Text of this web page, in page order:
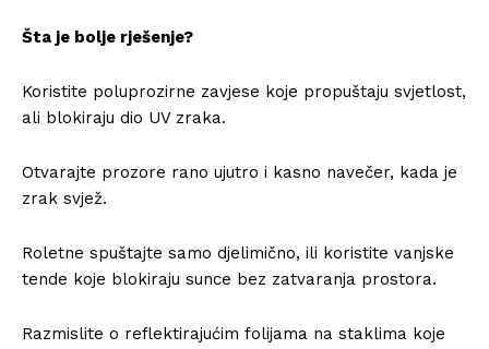
Šta je bolje rješenje?
Koristite poluprozirne zavjese koje propuštaju svjetlost,
ali blokiraju dio UV zraka.
Otvarajte prozore rano ujutro i kasno navečer, kada je
zrak svjež.
Roletne spuštajte samo djelimično, ili koristite vanjske
tende koje blokiraju sunce bez zatvaranja prostora.
Razmislite o reflektirajućim folijama na staklima koje